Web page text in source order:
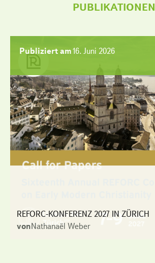
PUBLIKATIONEN
Publiziert am16. Juni 2026
REFORC-KONFERENZ 2027 IN ZÜRICH
vonNathanaël Weber